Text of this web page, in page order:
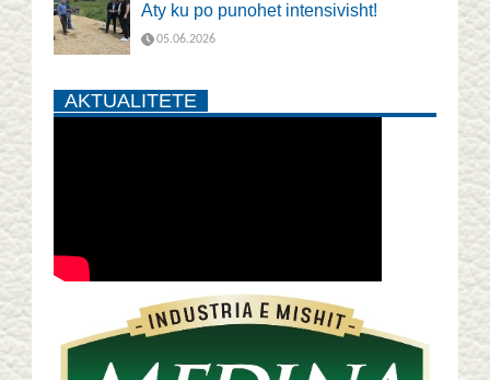
Aty ku po punohet intensivisht!
05.06.2026
AKTUALITETE